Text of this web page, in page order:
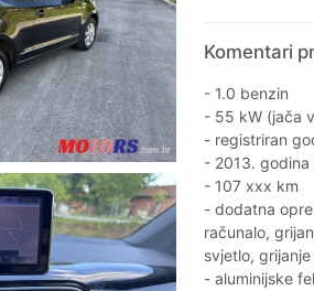
Komentari
- 1.0 benzin
- 55 kW (jača
- registriran
- 2013. godina
- 107 xxx km
- dodatna
računalo,
svjetlo,
- aluminijske